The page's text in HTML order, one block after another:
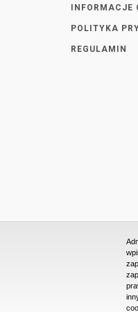
INFORMACJE
POLITYKA
REGULAMIN